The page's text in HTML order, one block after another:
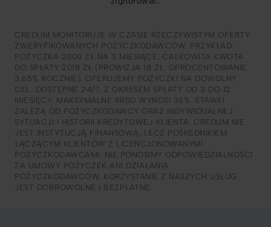
CREDUM MONITORUJE W CZASIE RZECZYWISTYM OFERTY
ZWERYFIKOWANYCH POŻYCZKODAWCÓW. PRZYKŁAD:
POŻYCZKA 2000 ZŁ NA 3 MIESIĄCE, CAŁKOWITA KWOTA
DO SPŁATY 2018 ZŁ (PROWIZJA 18 ZŁ, OPROCENTOWANIE
3,65% ROCZNIE). OFERUJEMY POŻYCZKI NA DOWOLNY
CEL, DOSTĘPNE 24/7, Z OKRESEM SPŁATY OD 3 DO 12
MIESIĘCY. MAKSYMALNE RRSO WYNOSI 36%. STAWKI
ZALEŻĄ OD POŻYCZKODAWCY ORAZ INDYWIDUALNEJ
SYTUACJI I HISTORII KREDYTOWEJ KLIENTA. CREDUM NIE
JEST INSTYTUCJĄ FINANSOWĄ, LECZ POŚREDNIKIEM
ŁĄCZĄCYM KLIENTÓW Z LICENCJONOWANYMI
POŻYCZKODAWCAMI. NIE PONOSIMY ODPOWIEDZIALNOŚCI
ZA UMOWY POŻYCZEK ANI DZIAŁANIA
POŻYCZKODAWCÓW. KORZYSTANIE Z NASZYCH USŁUG
JEST DOBROWOLNE I BEZPŁATNE.